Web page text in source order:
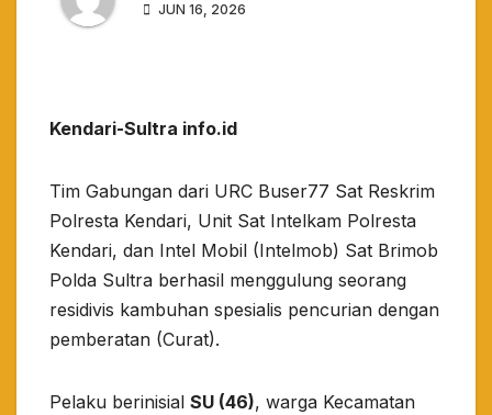
JUN 16, 2026
Kendari-Sultra info.id
Tim Gabungan dari URC Buser77 Sat Reskrim
Polresta Kendari, Unit Sat Intelkam Polresta
Kendari, dan Intel Mobil (Intelmob) Sat Brimob
Polda Sultra berhasil menggulung seorang
residivis kambuhan spesialis pencurian dengan
pemberatan (Curat).
​Pelaku berinisial SU (46), warga Kecamatan